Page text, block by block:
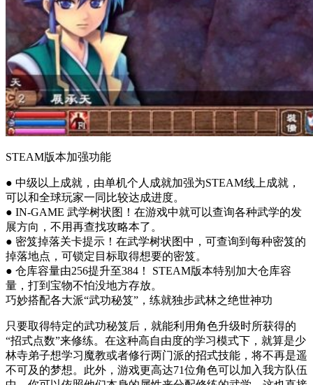
STEAM版本加强功能
● 中级以上成就，由单机个人成就加强为STEAM线上成就，
可以和全球玩家一同比较达成进度。
● IN-GAME 武学树状图！在游戏中就可以查询各种武学的发
展方向，不用再查找攻略本了。
● 密笈掉落关卡提示！在武学树状图中，可查询到每种密笈的
掉落地点，可锁定目标取得想要的密笈。
● 仓库容量由256提升至384！ STEAM版本特别加大仓库容
量，打到宝物不怕没地方存放。
巧妙搭配各大派“武功秘笈”，练就独步武林之绝世神功
只要取得特定的武功秘笈后，就能利用角色升级时所获得的
“招式点数”来修练。在这种高自由度的学习模式下，就算是少
林寺弟子想学习魔教或者修行两门派的招式技能，将不再是遥
不可及的梦想。此外，游戏更高达71位角色可以加入我方队伍